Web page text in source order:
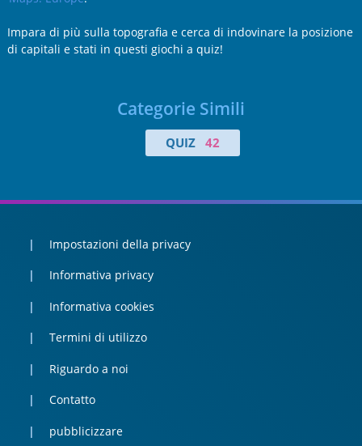
Impara di più sulla topografia e cerca di indovinare la posizione
di capitali e stati in questi giochi a quiz!
Categorie Simili
QUIZ 42
Impostazioni della privacy
Informativa privacy
Informativa cookies
Termini di utilizzo
Riguardo a noi
Contatto
pubblicizzare